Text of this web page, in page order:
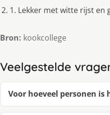
1. Lekker met witte rijst en
Bron: kookcollege
Veelgestelde
Voor hoeveel personen is